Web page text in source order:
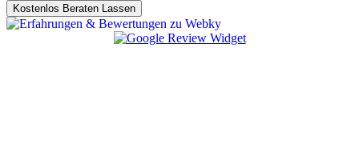
Kostenlos Beraten Lassen